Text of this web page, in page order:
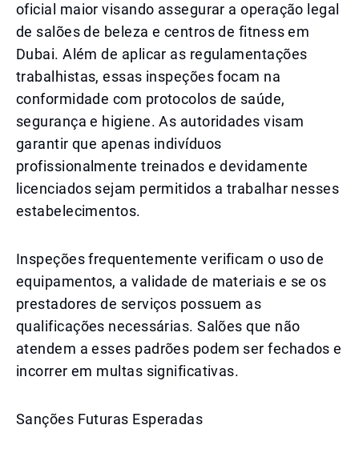
oficial maior visando assegurar a operação legal
de salões de beleza e centros de fitness em
Dubai. Além de aplicar as regulamentações
trabalhistas, essas inspeções focam na
conformidade com protocolos de saúde,
segurança e higiene. As autoridades visam
garantir que apenas indivíduos
profissionalmente treinados e devidamente
licenciados sejam permitidos a trabalhar nesses
estabelecimentos.
Inspeções frequentemente verificam o uso de
equipamentos, a validade de materiais e se os
prestadores de serviços possuem as
qualificações necessárias. Salões que não
atendem a esses padrões podem ser fechados e
incorrer em multas significativas.
Sanções Futuras Esperadas